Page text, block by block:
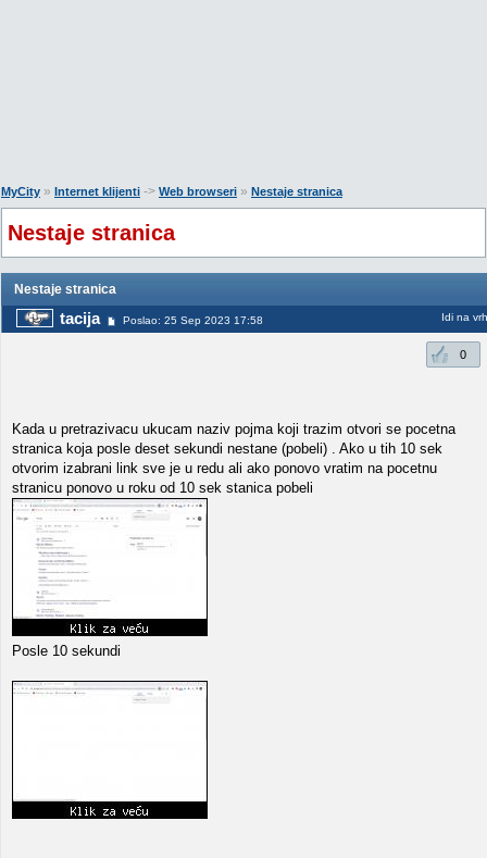
MyCity » Internet klijenti -> Web browseri » Nestaje stranica
Nestaje stranica
Nestaje stranica
tacija Poslao: 25 Sep 2023 17:58 Idi na vrh
0
Kada u pretrazivacu ukucam naziv pojma koji trazim otvori se pocetna
stranica koja posle deset sekundi nestane (pobeli) . Ako u tih 10 sek
otvorim izabrani link sve je u redu ali ako ponovo vratim na pocetnu
stranicu ponovo u roku od 10 sek stanica pobeli
Posle 10 sekundi